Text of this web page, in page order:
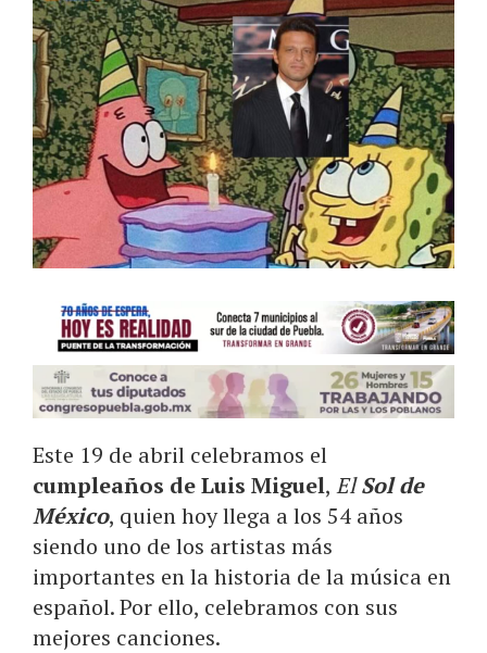
Este 19 de abril celebramos el
cumpleaños de Luis Miguel, ElSol de
México, quien hoy llega a los 54 años
siendo uno de los artistas más
importantes en la historia de la música en
español. Por ello, celebramos con sus
mejores canciones.